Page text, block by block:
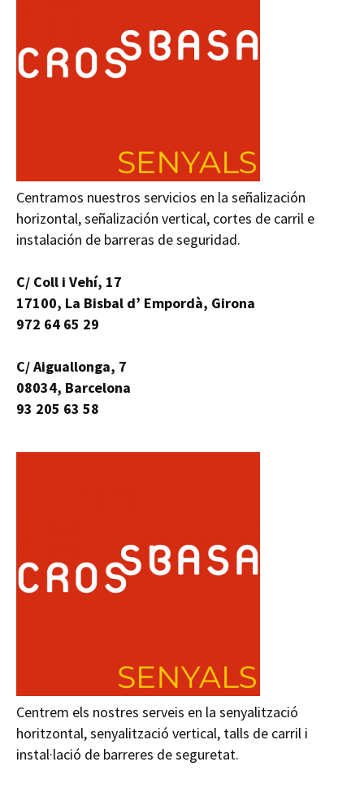
Centramos nuestros servicios en la señalización
horizontal, señalización vertical, cortes de carril e
instalación de barreras de seguridad.
C/ Coll i Vehí, 17
17100, La Bisbal d’ Empordà, Girona
972 64 65 29
C/ Aiguallonga, 7
08034, Barcelona
93 205 63 58
Centrem els nostres serveis en la senyalització
horitzontal, senyalització vertical, talls de carril i
instal·lació de barreres de seguretat.